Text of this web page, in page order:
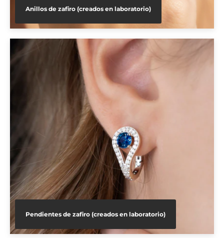
Anillos de zafiro (creados en laboratorio)
Pendientes de zafiro (creados en laboratorio)